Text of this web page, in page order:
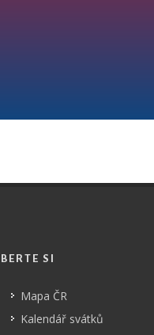
SI
Mapa ČR
Kalendář svátků